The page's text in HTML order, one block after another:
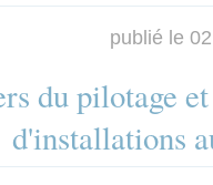
publié le
du pilotage
d'installations